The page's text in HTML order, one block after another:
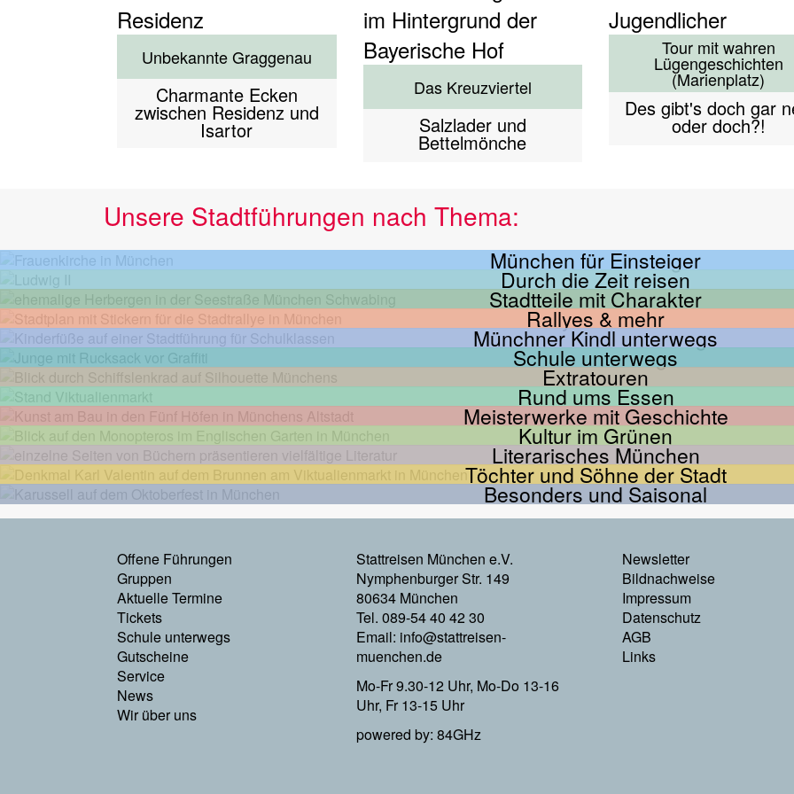
Unbekannte Graggenau
Charmante Ecken
zwischen Residenz und
Isartor
Das Kreuzviertel
Salzlader und
Bettelmönche
Tour mit wahren
Lügengeschichten
(Marienplatz)
Des gibt's doch gar
oder doch?!
Unsere Stadtführungen nach Thema:
München für Einsteiger
Durch die Zeit reisen
Stadtteile mit Charakter
Rallyes & mehr
Münchner Kindl unterwegs
Schule unterwegs
Extratouren
Rund ums Essen
Meisterwerke mit Geschichte
Kultur im Grünen
Literarisches München
Töchter und Söhne der Stadt
Besonders und Saisonal
Footermenu
Links
Offene Führungen
Gruppen
Aktuelle Termine
Tickets
Schule unterwegs
Gutscheine
Service
News
Wir über uns
Stattreisen München e.V.
Nymphenburger Str. 149
80634 München
Tel. 089-54 40 42 30
Email: info@stattreisen-
muenchen.de
Mo-Fr 9.30-12 Uhr, Mo-Do 13-16
Uhr, Fr 13-15 Uhr
powered by: 84GHz
Footer
Menu
Rechts
Newsletter
Bildnachweise
Impressum
Datenschutz
AGB
Links